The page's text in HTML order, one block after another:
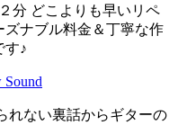
分 どこよりも早いリペ
ナブル料金＆丁寧な作
す♪
Sound
れない裏話からギターの